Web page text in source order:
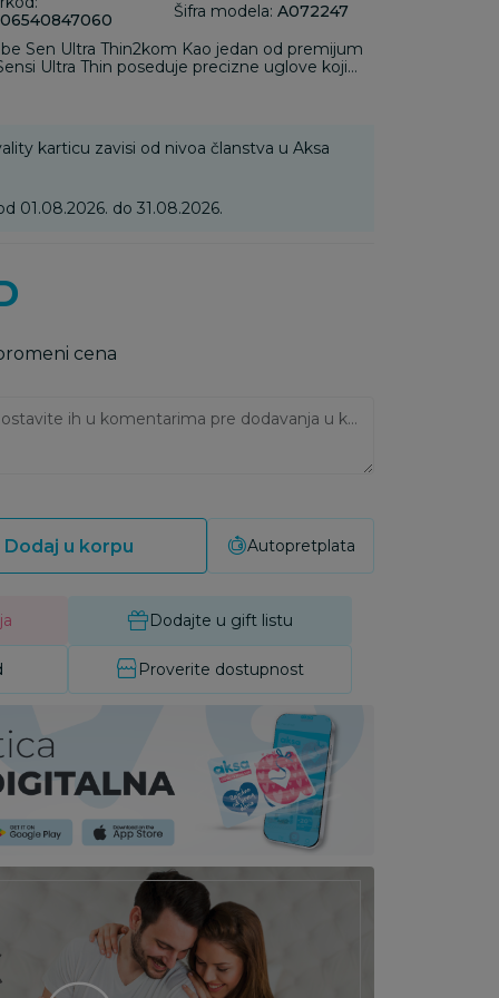
Šifra modela: A072247
Sen Ultra Thin2kom Kao jedan od premijum
Ultra Thin poseduje precizne uglove koji
karticu zavisi od nivoa članstva u Aksa
01.08.2026. do 31.08.2026.
cena
Ukoliko imate napomene, ostavite ih u komentarima pre dodavanja u korpu:
Dodaj u korpu Autopretplata
Dodajte u gift listu
Proverite dostupnost